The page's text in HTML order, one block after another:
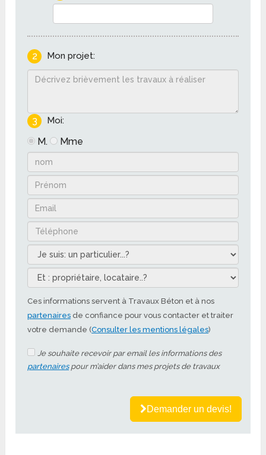
2 Mon projet:
3 Moi:
M. Mme
Ces informations servent à Travaux Béton et à nos
partenaires de confiance pour vous contacter et traiter
votre demande (Consulter les mentions légales)
Je souhaite recevoir par email les informations des
partenairespour m’aider dans mes projets de travaux
Demander un devis!